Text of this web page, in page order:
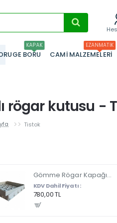
BORU
KAPAK
CAMI MALZEMELERI
EZANMATIK
rögar kutusu -
Tistok
Gömme Rögar Kapağı - Seramik - Fayans Ve Mermer Zeminlerde Gizli Çerçeve Kapak 55 x 55 - ÇİFT KULPLU
KDV Dahil Fiyatı :
780,00 TL